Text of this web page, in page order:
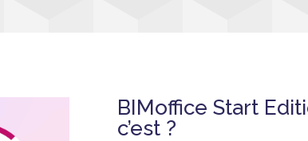
BIMoffice Start
c’est ?